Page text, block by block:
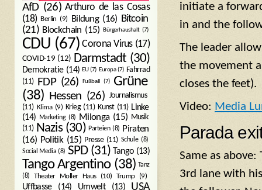
initiate a
in and the
The leader
the movement
closes the feet).
Video: Media
Parada
Same as
3rd lane with
AfD(26) Arthuro de las Cosas
(18) Berlin (9) Bildung(16) Bitcoin
(21) Blockchain (15) Bürgerhaushalt (7)
CDU (67) Corona Virus(17)
COVID-19 (12) Darmstadt (30)
Demokratie(14) EU(7) Europa(7) Fahrrad
(11)
FDP(26) Fußball (7)
Grüne
(38) Hessen (26) Journalismus
(11) Klima(9) Krieg(11) Kunst(11) Linke
(14) Marketing(8) Milonga(15) Musik
(11) Nazis(30) Parteien(8) Piraten
(16) Politik(15) Presse(11) Schule(8)
Social Media (8) SPD(31) Tango(13)
Tango Argentino(38) Tanz
(8)
Theater Moller Haus(10) Trump(9)
Uffbasse(14) Umwelt(13)
USA